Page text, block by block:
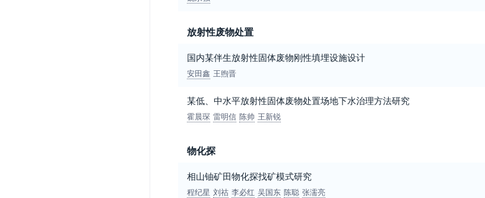
放射性废物处置
国内某伴生放射性固体废物刚性填埋设施设计
安田鑫 王煦晋
某低、中水平放射性固体废物处置场地下水治理方法研究
霍晨琛 雷明信 陈帅 王新锐
物化探
相山铀矿田物化探找矿模式研究
程纪星 刘祜 李必红 吴国东 陈聪 张濡亮